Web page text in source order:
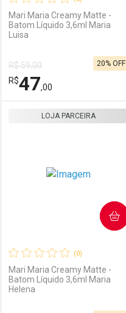
Comprar sem Desconto
Por R$ 102,00/cada
Comprar sem Desconto
Por R$ 102,00/cada
Mari Maria Creamy Matte -
Batom Líquido 3,6ml Maria
Luisa
R$ 59,00
R$47,00
20% OFF
(0)
Mari Maria Creamy Matte -
Batom Líquido 3,6ml Maria
Helena
LOJA PARCEIRA
COMPRAR